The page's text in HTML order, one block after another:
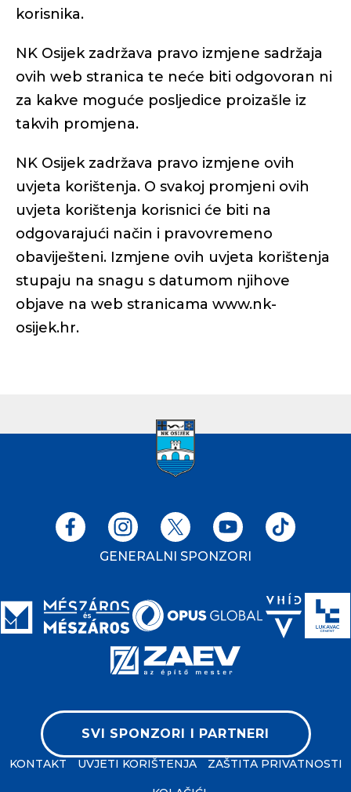
korisnika.
NK Osijek zadržava pravo izmjene sadržaja
ovih web stranica te neće biti odgovoran ni
za kakve moguće posljedice proizašle iz
takvih promjena.
NK Osijek zadržava pravo izmjene ovih
uvjeta korištenja. O svakoj promjeni ovih
uvjeta korištenja korisnici će biti na
odgovarajući način i pravovremeno
obaviješteni. Izmjene ovih uvjeta korištenja
stupaju na snagu s datumom njihove
objave na web stranicama www.nk-
osijek.hr.
GENERALNI SPONZORI
SVI SPONZORI I PARTNERI
KONTAKT UVJETI KORIŠTENJA ZAŠTITA PRIVATNOSTI